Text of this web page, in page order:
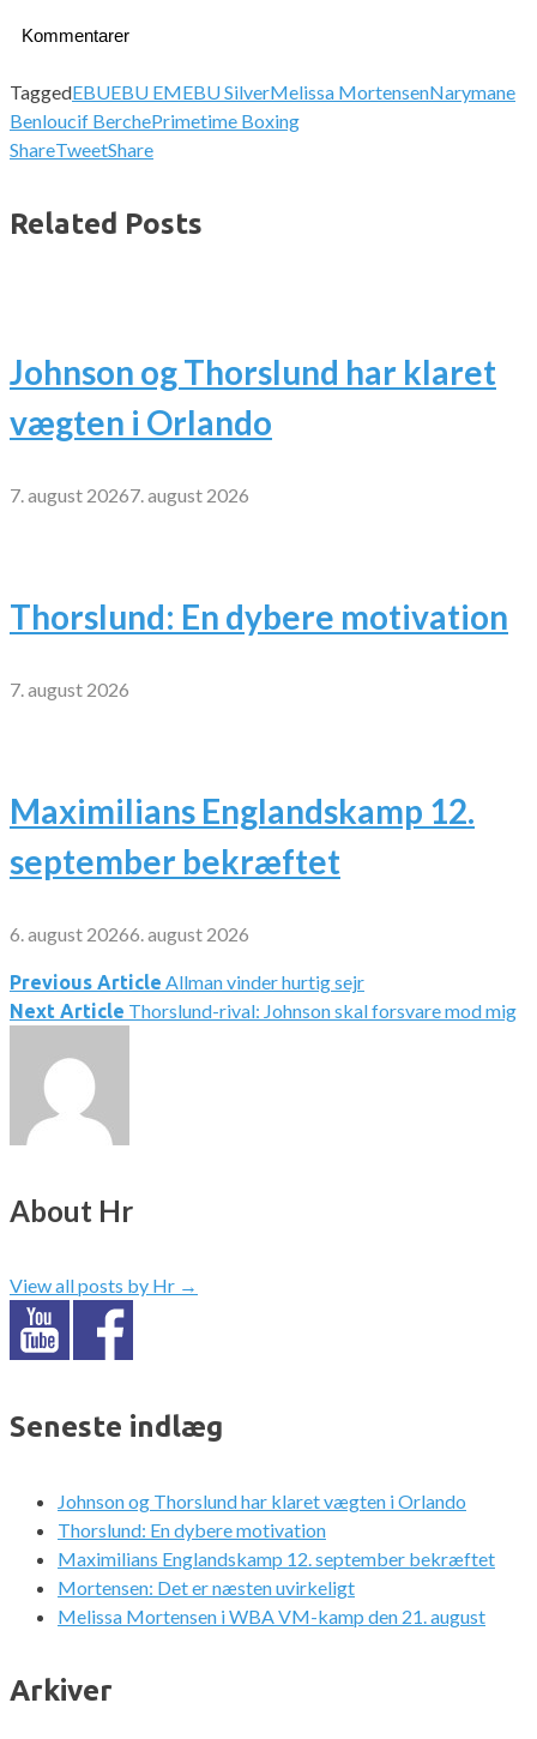
Kommentarer
TaggedEBUEBU EMEBU SilverMelissa MortensenNarymane
Benloucif BerchePrimetime Boxing
ShareTweetShare
Related Posts
Johnson og Thorslund har klaret
vægten i Orlando
7. august 20267. august 2026
Thorslund: En dybere motivation
7. august 2026
Maximilians Englandskamp 12.
september bekræftet
6. august 20266. august 2026
Indlægsnavigation
Previous Article Allman vinder hurtig sejr
Next Article Thorslund-rival: Johnson skal forsvare mod mig
About Hr
View all posts by Hr →
Seneste indlæg
Johnson og Thorslund har klaret vægten i Orlando
Thorslund: En dybere motivation
Maximilians Englandskamp 12. september bekræftet
Mortensen: Det er næsten uvirkeligt
Melissa Mortensen i WBA VM-kamp den 21. august
Arkiver